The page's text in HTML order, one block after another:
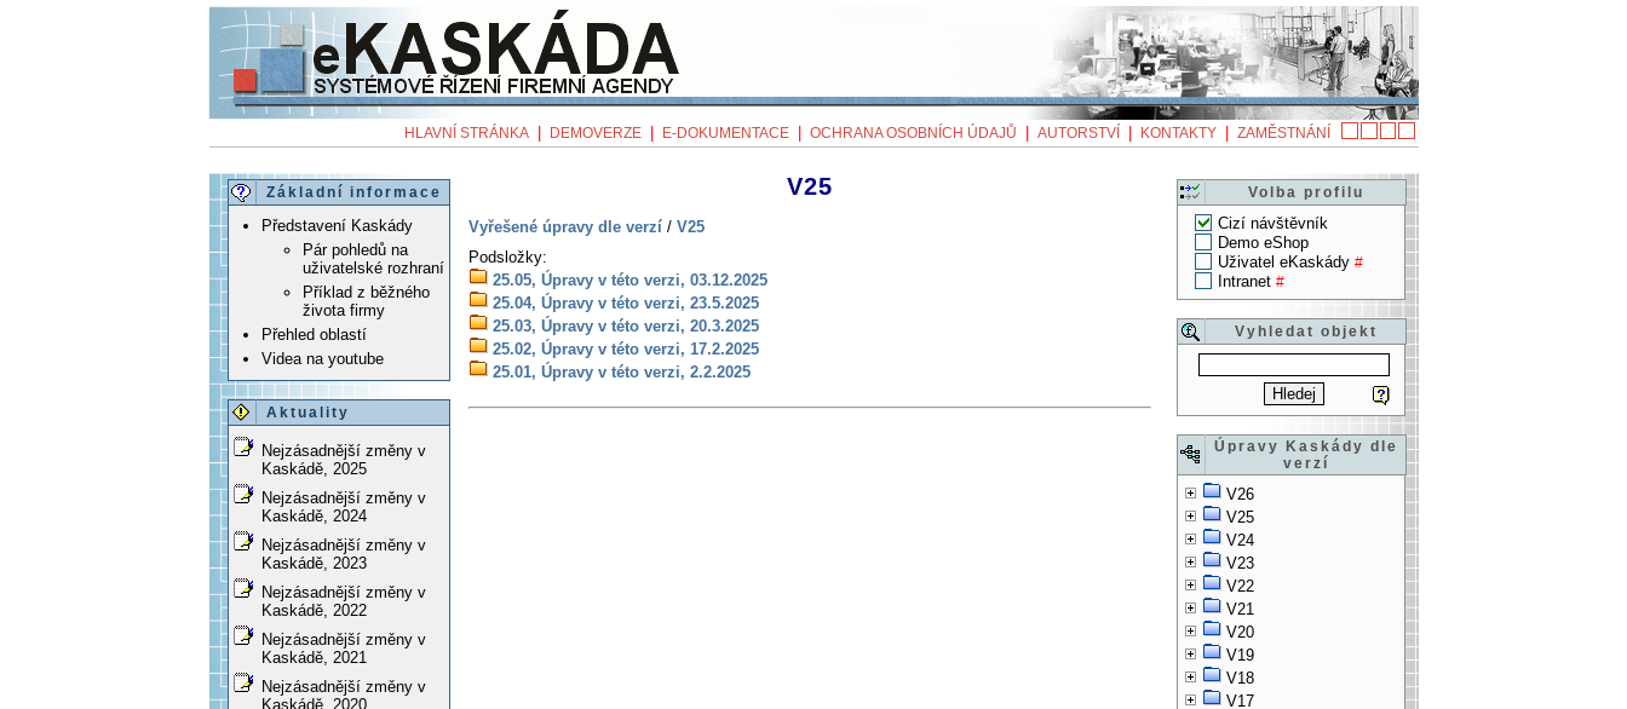
HLAVNÍ STRÁNKA DEMOVERZE E-DOKUMENTACE OCHRANA OSOBNÍCH ÚDAJŮ AUTORSTVÍ KONTAKTY ZAMĚSTNÁNÍ
Základní informace
Představení Kaskády
Pár pohledů na
uživatelské rozhraní
Příklad z běžného
života firmy
Přehled oblastí
Videa na youtube
Aktuality
Nejzásadnější změny v
Kaskádě, 2025
Nejzásadnější změny v
Kaskádě, 2024
Nejzásadnější změny v
Kaskádě, 2023
Nejzásadnější změny v
Kaskádě, 2022
Nejzásadnější změny v
Kaskádě, 2021
Nejzásadnější změny v
Kaskádě, 2020
Volba profilu
Cizí návštěvník
Demo eShop
Uživatel eKaskády #
Intranet #
Vyhledat objekt
Úpravy Kaskády dle
verzí
V26
V25
V24
V23
V22
V21
V20
V19
V18
V17
V25
Vyřešené úpravy dle verzí / V25
Podsložky:
25.05, Úpravy v této verzi, 03.12.2025
25.04, Úpravy v této verzi, 23.5.2025
25.03, Úpravy v této verzi, 20.3.2025
25.02, Úpravy v této verzi, 17.2.2025
25.01, Úpravy v této verzi, 2.2.2025